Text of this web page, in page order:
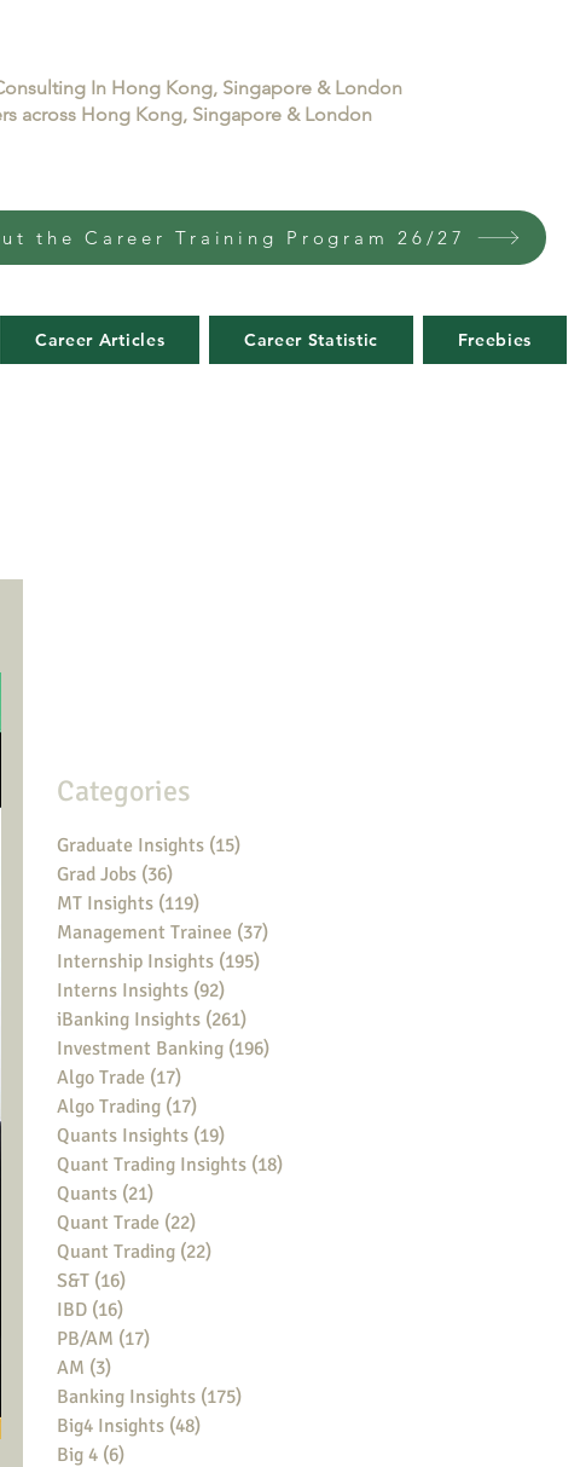
In Hong Kong, Singapore & London
across Hong Kong, Singapore & London
the Career Training Program 26/27
Career Articles Career Statistic Freebies
Categories
Graduate Insights (15)
Grad Jobs (36)
MT Insights (119)
Management Trainee (37)
Internship Insights (195)
Interns Insights (92)
iBanking Insights (261)
Investment Banking (196)
Algo Trade (17)
Algo Trading (17)
Quants Insights (19)
Quant Trading Insights (18)
Quants (21)
Quant Trade (22)
Quant Trading (22)
S&T (16)
IBD (16)
PB/AM (17)
AM (3)
Banking Insights (175)
Big4 Insights (48)
Big 4 (6)